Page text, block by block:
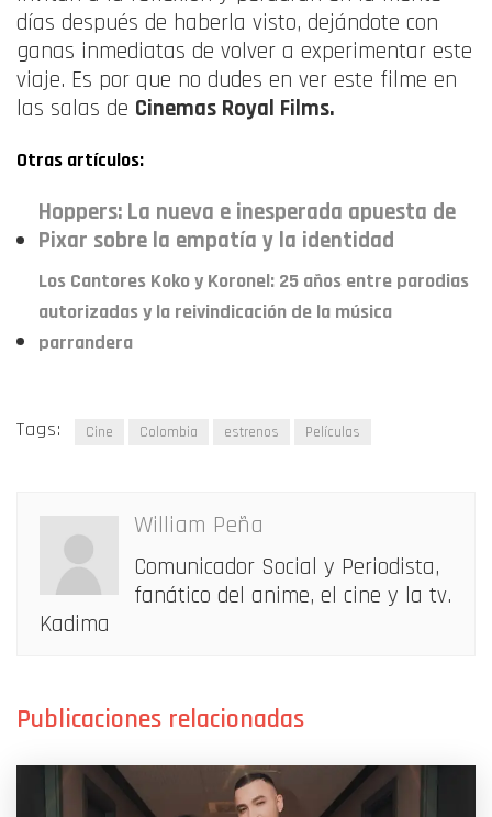
días después de haberla visto, dejándote con
ganas inmediatas de volver a experimentar este
viaje. Es por que no dudes en ver este filme en
las salas de Cinemas Royal Films.
Otras artículos:
Hoppers: La nueva e inesperada apuesta de
Pixar sobre la empatía y la identidad
Los Cantores Koko y Koronel: 25 años entre parodias
autorizadas y la reivindicación de la música
parrandera
Tags: Cine Colombia estrenos Películas
William Peña
Comunicador Social y Periodista,
fanático del anime, el cine y la tv.
Kadima